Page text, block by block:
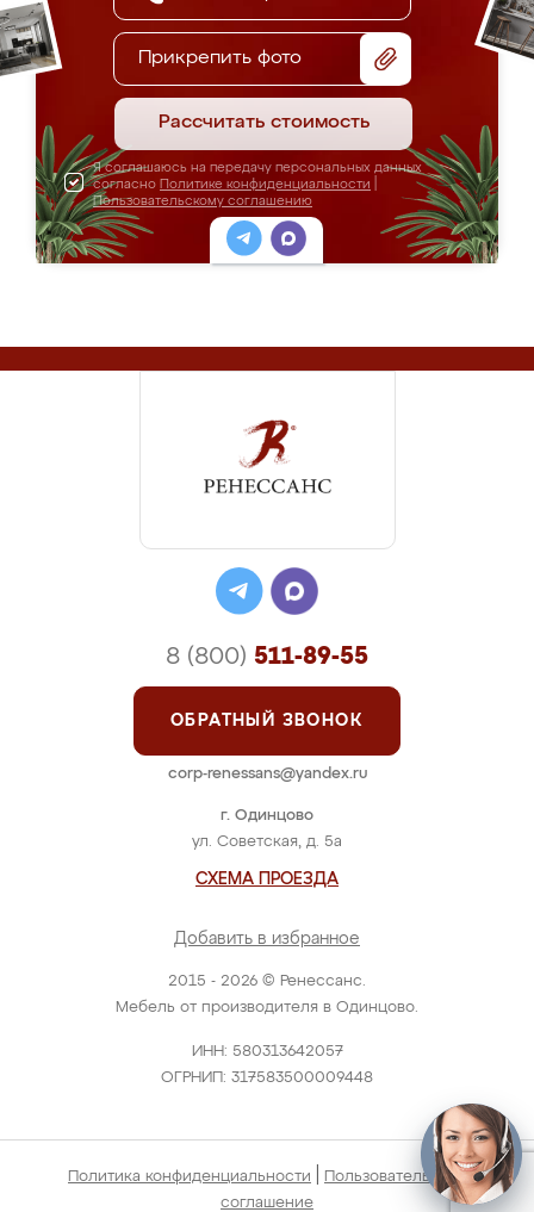
Прикрепить фото
Рассчитать стоимость
Я соглашаюсь на передачу персональных данных
согласно Политике конфиденциальности
Пользовательскому соглашению
2015 - 2026 © Ренессанс.
Мебель от производителя в Одинцово.
ИНН: 580313642057
ОГРНИП: 317583500009448
г. Одинцово
ул. Советская, д. 5а
СХЕМА ПРОЕЗДА
Добавить в избранное
8 (800) 511-89-55
ОБРАТНЫЙ ЗВОНОК
corp-renessans@yandex.ru
Политика конфиденциальности
Пользовательское
соглашение